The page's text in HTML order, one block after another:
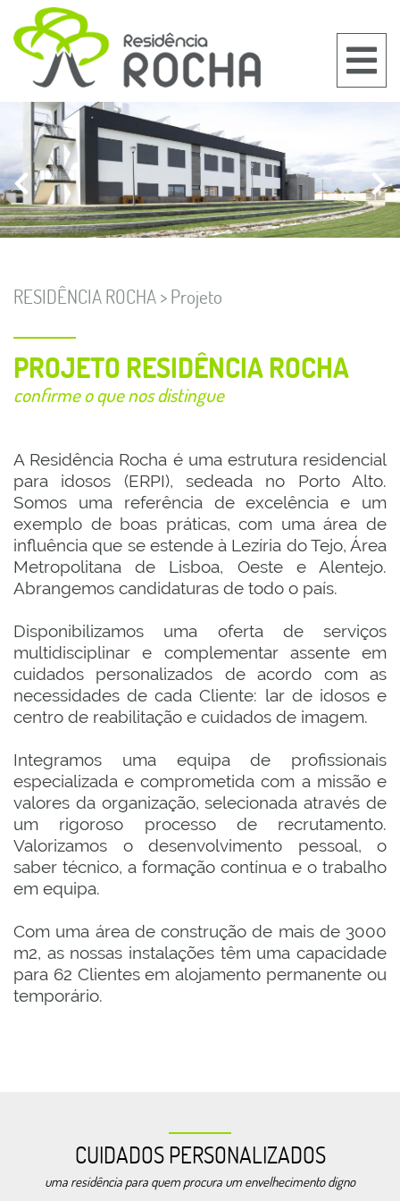
RESIDÊNCIA ROCHA > Projeto
PROJETO RESIDÊNCIA ROCHA
confirme o que nos distingue
A Residência Rocha é uma estrutura residencial
para idosos (ERPI), sedeada no Porto Alto.
Somos uma referência de excelência e um
exemplo de boas práticas, com uma área de
influência que se estende à Lezíria do Tejo, Área
Metropolitana de Lisboa, Oeste e Alentejo.
Abrangemos candidaturas de todo o país.
Disponibilizamos uma oferta de serviços
multidisciplinar e complementar assente em
cuidados personalizados de acordo com as
necessidades de cada Cliente: lar de idosos e
centro de reabilitação e cuidados de imagem.
Integramos uma equipa de profissionais
especializada e comprometida com a missão e
valores da organização, selecionada através de
um rigoroso processo de recrutamento.
Valorizamos o desenvolvimento pessoal, o
saber técnico, a formação contínua e o trabalho
em equipa.
Com uma área de construção de mais de 3000
m2, as nossas instalações têm uma capacidade
para 62 Clientes em alojamento permanente ou
temporário.
CUIDADOS PERSONALIZADOS
uma residência para quem procura um envelhecimento digno